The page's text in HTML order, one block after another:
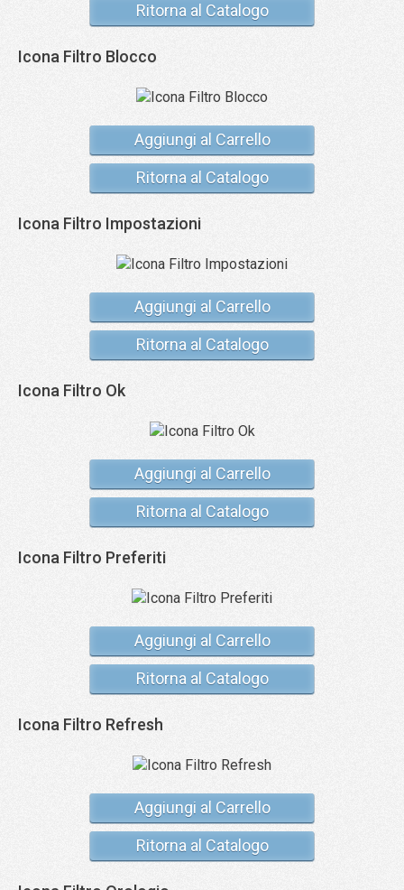
Ritorna al Catalogo
Icona Filtro Blocco
Aggiungi al Carrello
Ritorna al Catalogo
Icona Filtro Impostazioni
Aggiungi al Carrello
Ritorna al Catalogo
Icona Filtro Ok
Aggiungi al Carrello
Ritorna al Catalogo
Icona Filtro Preferiti
Aggiungi al Carrello
Ritorna al Catalogo
Icona Filtro Refresh
Aggiungi al Carrello
Ritorna al Catalogo